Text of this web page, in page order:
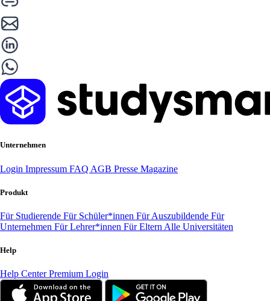
Unternehmen
Login Impressum FAQ AGB Presse Magazine
Produkt
Für Studierende Für Schüler*innen Für Auszubildende Für
Unternehmen Für Lehrer*innen Für Eltern Alle Universitäten
Help
Help CenterPremium Login